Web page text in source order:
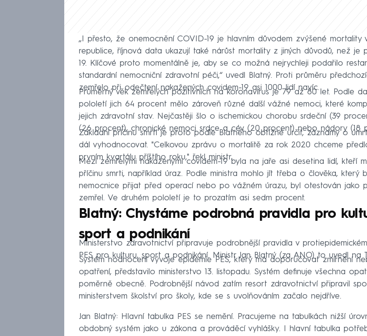
„I přesto, že onemocnění COVID-19 je hlavním důvodem zvýšené mortality
republice, říjnová data ukazují také nárůst mortality z jiných důvodů, než je
19. Klíčové proto momentálně je, aby se co možná nejrychleji podařilo
standardní nemocniční zdravotní péči,“ uvedl Blatný. Proti průměru
zemřelo při odečtení nakažených covidem-19 asi 1000 lidí navíc.
Průměrný věk zemřelých pozitivních na koronavirus je 79 až 80 let. Podle
pololetí jich 64 procent mělo zároveň různé další vážné nemoci, které
jejich zdravotní stav. Nejčastěji šlo o ischemickou chorobu srdeční (39
(26 procent), chronické nemoci srdce a cév (20 procent) nebo nádory (18
Základní příčinu smrti je proto podle Blatného obtížné určit, záznamy o
dál vyhodnocovat. "Celkovou zprávu o mortalitě za rok 2020 chceme
prvním kvartálu příštího roku," řekl ministr.
Mezi zemřelými nakaženými covidem-19 byla na jaře asi desetina lidí, kteří
příčinu smrti, například úraz. Podle ministra mohlo jít třeba o člověka, který
nemocnice přijat před operací nebo po vážném úrazu, byl otestován jako
zemřel. Ve druhém pololetí je to prozatím asi sedm procent.
Blatný: Chystáme podrobná pravidla pro
sport a podnikání
Ministerstvo zdravotnictví připravuje podrobnější pravidla v
PES pro kulturu, sport a podnikání. Ministr Jan Blatný (za ANO) to uvedl na
Systém hodnocení vývoje epidemie PES, který má doporučovat zmírnění
opatření, představilo ministerstvo 13. listopadu. Systém definuje všechna
poměrně obecně. Podrobnější návod zatím resort zdravotnictví připravil
ministerstvem školství pro školy, kde se s uvolňováním začalo nejdříve.
Jan Blatný: Hlavní tabulka PES se nemění. Pracujeme na tabulkách nižší
obdobný systém jako u zákona a prováděcí vyhlášky. I hlavní tabulka